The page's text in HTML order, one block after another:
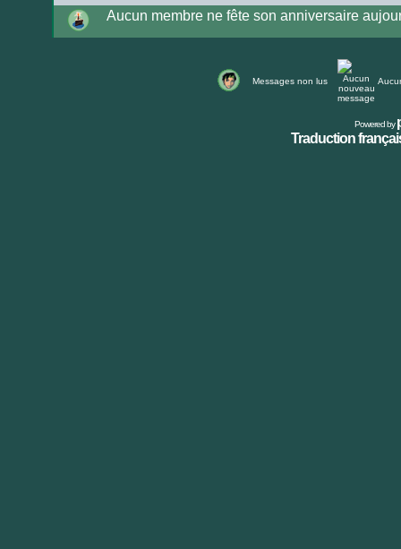
Aucun membre ne fête son anniversaire
Messages non lus
Powered by
Traduction